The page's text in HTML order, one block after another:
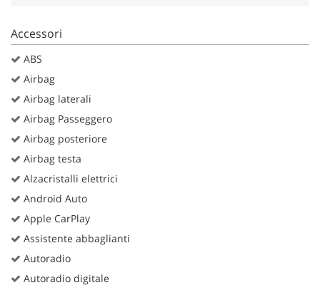
Accessori
ABS
Airbag
Airbag laterali
Airbag Passeggero
Airbag posteriore
Airbag testa
Alzacristalli elettrici
Android Auto
Apple CarPlay
Assistente abbaglianti
Autoradio
Autoradio digitale